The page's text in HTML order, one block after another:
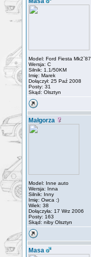
Model: Ford Fiesta Mk2`87
Wersja: C
Silnik: 1.1/50KM
Imię: Marek
Dołączył: 25 Paź 2008
Posty: 31
Skąd: Olsztyn
Małgorza
Model: Inne auto
Wersja: Inna
Silnik: Inny
Imię: Owca :)
Wiek: 38
Dołączyła: 17 Wrz 2006
Posty: 163
Skąd: niby Olsztyn
Masa